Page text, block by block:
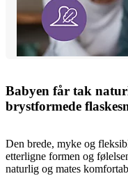
Babyen får tak
brystformede
Den brede, myke og
etterligne formen og
naturlig og mates